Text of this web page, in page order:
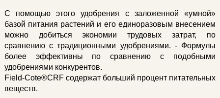
С помощью этого удобрения с заложенной «умной»
базой питания растений и его единоразовым внесением
можно добиться экономии трудовых затрат, по
сравнению с традиционными удобрениями. - Формулы
более эффективны по сравнению с подобными
удобрениями конкурентов.
Field-Cote®CRF содержат больший процент питательных
веществ.